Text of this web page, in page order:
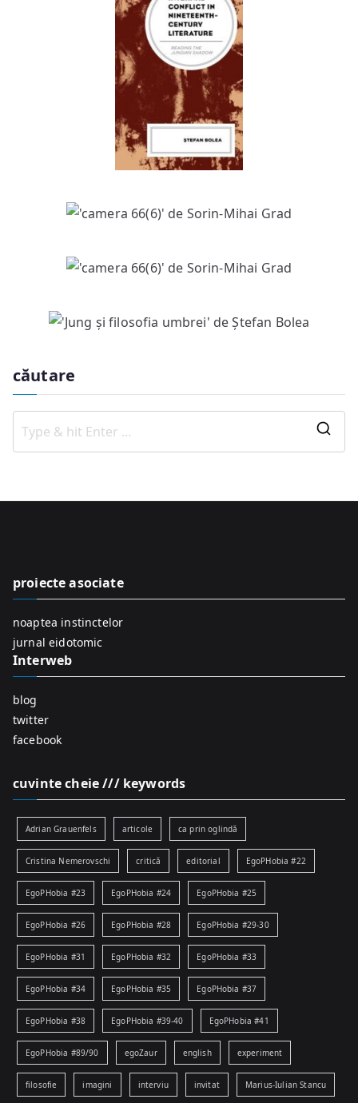
căutare
o
proiecte asociate
noaptea instinctelor
jurnal eidotomic
Interweb
blog
twitter
facebook
cuvinte cheie /// keywords
Adrian Grauenfels articole ca prin oglindă
Cristina Nemerovschi critică editorial EgoPHobia #22
EgoPHobia #23 EgoPHobia #24 EgoPHobia #25
EgoPHobia #26 EgoPHobia #28 EgoPHobia #29-30
EgoPHobia #31 EgoPHobia #32 EgoPHobia #33
EgoPHobia #34 EgoPHobia #35 EgoPHobia #37
EgoPHobia #38 EgoPHobia #39-40 EgoPHobia #41
EgoPHobia #89/90 egoZaur english experiment
filosofie imagini interviu invitat Marius-Iulian Stancu